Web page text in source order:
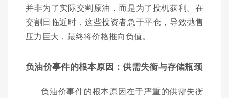
并非为了实际交割原油，而是为了投机获利。在
交割日临近时，这些投资者急于平仓，导致抛售
压力巨大，最终将价格推向负值。
负油价事件的根本原因：供需失衡与存储瓶颈
负油价事件的根本原因在于严重的供需失衡